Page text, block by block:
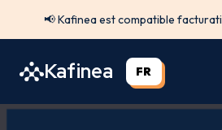
📢 Kafinea est compatible
Kafinea FR